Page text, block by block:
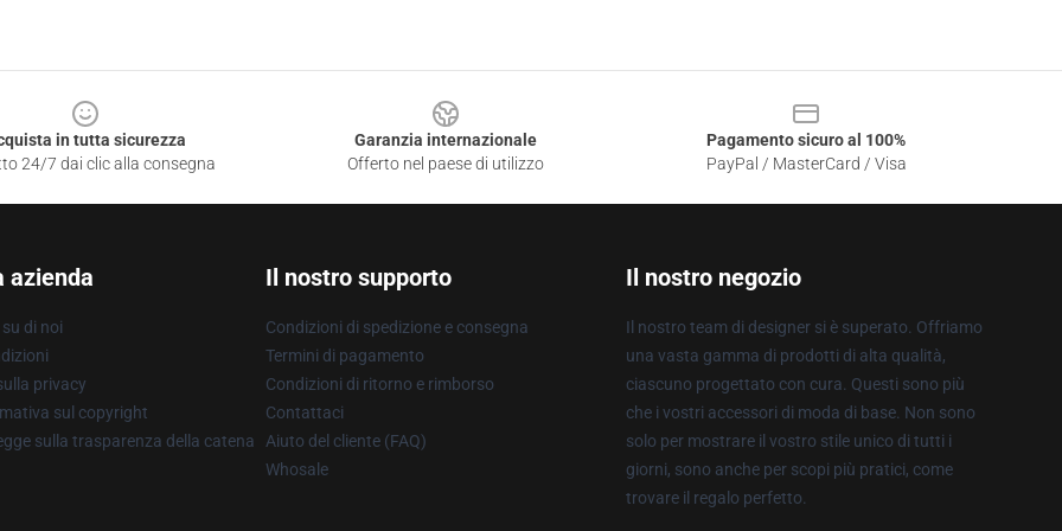
in tutta sicurezza
24/7 dai clic alla consegna
Garanzia internazionale
Offerto nel paese di utilizzo
Pagamento sicuro al 100%
PayPal / MasterCard / Visa
azienda
di noi
privacy
sul copyright
sulla trasparenza della catena
Il nostro supporto
Condizioni di spedizione e consegna
Termini di pagamento
Condizioni di ritorno e rimborso
Contattaci
Aiuto del cliente (FAQ)
Whosale
Il nostro negozio
Il nostro team di designer si è superato. Offriamo
una vasta gamma di prodotti di alta qualità,
ciascuno progettato con cura. Questi sono più
che i vostri accessori di moda di base. Non sono
solo per mostrare il vostro stile unico di tutti i
giorni, sono anche per scopi più pratici, come
trovare il regalo perfetto.